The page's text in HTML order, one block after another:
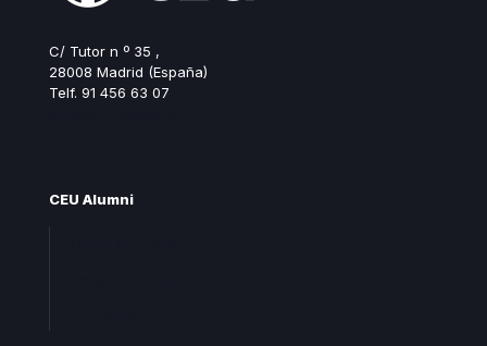
C/ Tutor n º 35 ,
28008 Madrid (España)
Telf. 91 456 63 07
CEU Alumni